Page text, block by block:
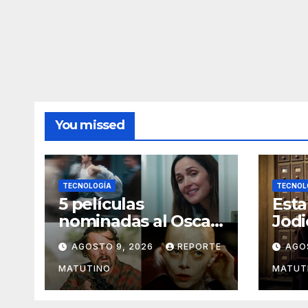
You missed
TECNOLOGÍA
5 películas
nominadas al Oscar
2026 que ya puedes
ver en streaming
AGOSTO 9, 2026 REPORTE
MATUTINO
en